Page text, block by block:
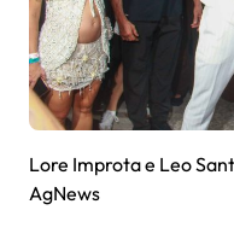
Lore Improta e Leo
AgNews